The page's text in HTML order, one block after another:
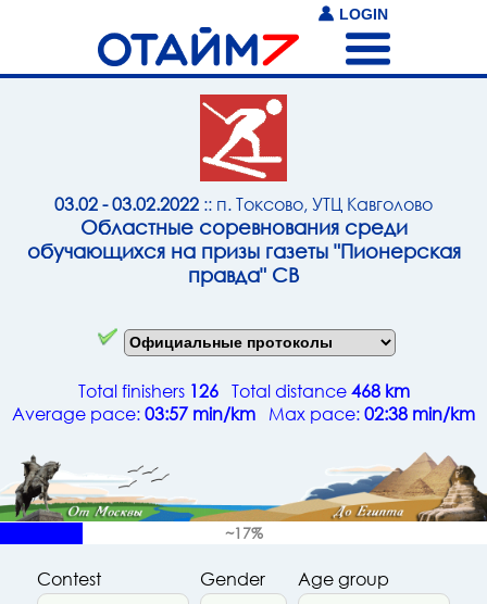
LOGIN
03.02 - 03.02.2022 :: п. Токсово, УТЦ Кавголово
Областные соревнования среди
обучающихся на призы газеты "Пионерская
правда" СВ
Total finishers 126Total distance468 km
Average pace:03:57 min/km Max pace:02:38 min/km
~17%
Contest Gender Age group